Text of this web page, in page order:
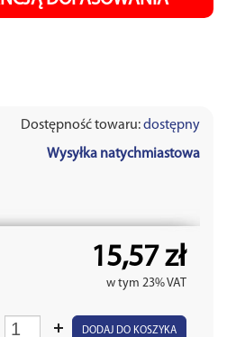
Dostępność towaru:dostępny
Wysyłka natychmiastowa
15,57 zł
w tym 23% VAT
DODAJ DO KOSZYKA